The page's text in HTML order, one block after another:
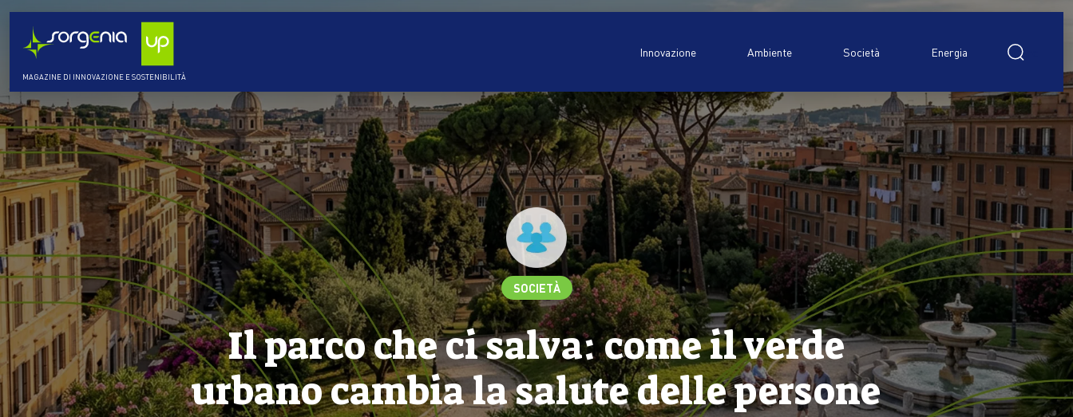
MAGAZINE DI INNOVAZIONE E SOSTENIBILITÀ
per:
Innovazione Ambiente Società Energia
SOCIETÀ
Il parco che ci salva: come il verde
urbano cambia la salute delle persone